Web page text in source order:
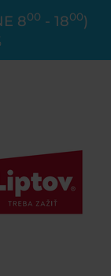
800 - 1800)